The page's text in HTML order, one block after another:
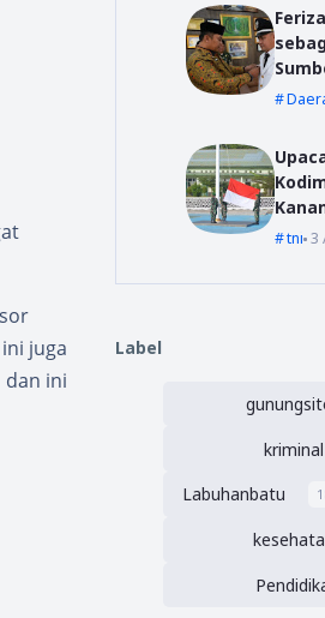
juga
ini
tni 3
Label
kriminal
Labuhanbatu